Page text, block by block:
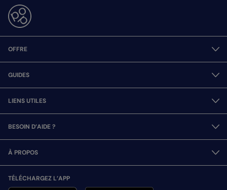
OFFRE
GUIDES
LIENS UTILES
BESOIN D’AIDE ?
À PROPOS
TÉLÉCHARGEZ L’APP